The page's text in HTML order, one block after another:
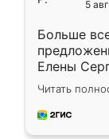
5
Больше
Елены
короткие
для
Читать